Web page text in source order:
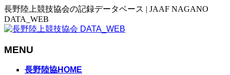
長野陸上競技協会の記録データベース | JAAF NAGANO
DATA_WEB
MENU
長野陸協HOME